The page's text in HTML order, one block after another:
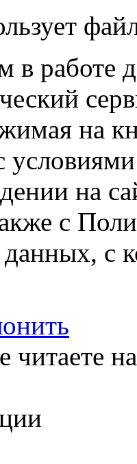
в работе
на
на
с
данных, с
читаете